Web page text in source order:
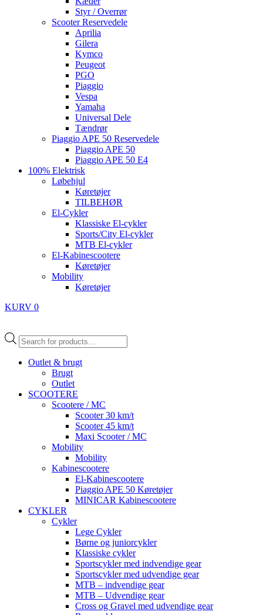
Styr / Overrør
Scooter Reservedele
Aprilia
Gilera
Kymco
Peugeot
PGO
Piaggio
Vespa
Yamaha
Universal Dele
Tændrør
Piaggio APE 50 Reservedele
Piaggio APE 50
Piaggio APE 50 E4
100% Elektrisk
Løbehjul
Køretøjer
TILBEHØR
El-Cykler
Klassiske El-cykler
Sports/City El-cykler
MTB El-cykler
El-Kabinescootere
Køretøjer
Mobility
Køretøjer
KURV 0
Products
search
Outlet & brugt
Brugt
Outlet
SCOOTERE
Scootere / MC
Scooter 30 km/t
Scooter 45 km/t
Maxi Scooter / MC
Mobility
Mobility
Kabinescootere
El-Kabinescootere
Piaggio APE 50 Køretøjer
MINICAR Kabinescootere
CYKLER
Cykler
Lege Cykler
Børne og juniorcykler
Klassiske cykler
Sportscykler med indvendige gear
Sportscykler med udvendige gear
MTB – indvendige gear
MTB – Udvendige gear
Cross og Gravel med udvendige gear